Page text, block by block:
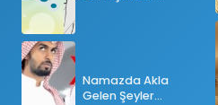
Namazda Akla
Gelen Şeyler